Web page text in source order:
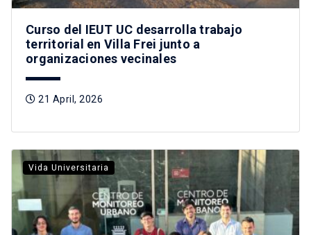
Curso del IEUT UC desarrolla trabajo
territorial en Villa Frei junto a
organizaciones vecinales
21 April, 2026
Vida Universitaria